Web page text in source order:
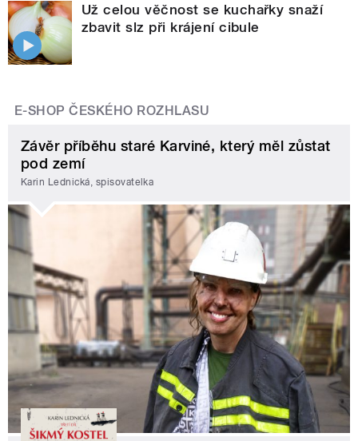
Už celou věčnost se kuchařky snaží
zbavit slz při krájení cibule
E-SHOP ČESKÉHO ROZHLASU
Závěr příběhu staré Karviné, který měl zůstat
pod zemí
Karin Lednická, spisovatelka